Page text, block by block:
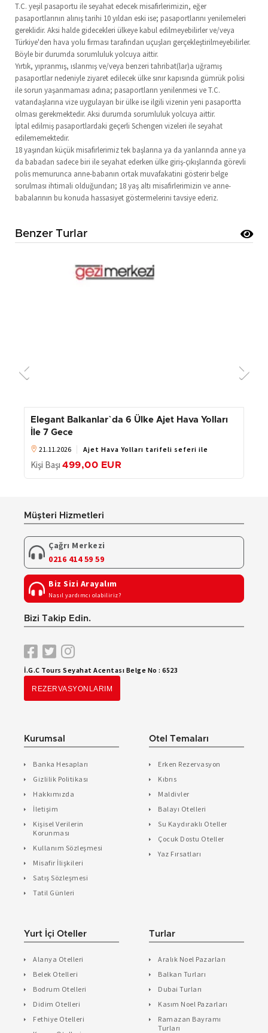
T.C. yeşil pasaportu ile seyahat edecek misafirlerimizin, eğer
pasaportlarının alınış tarihi 10 yıldan eski ise; pasaportlarını yenilemeleri
gereklidir. Aksi halde gidecekleri ülkeye kabul edilmeyebilirler ve/veya
Türkiye'den hava yolu firması tarafından uçuşları gerçekleştirilmeyebilirler.
Böyle bir durumda sorumluluk yolcuya aittir.
Yırtık, yıpranmış, ıslanmış ve/veya benzeri tahribat(lar)a uğramış
pasaportlar nedeniyle ziyaret edilecek ülke sınır kapısında gümrük polisi
ile sorun yaşanmaması adına; pasaportların yenilenmesi ve T.C.
vatandaşlarına vize uygulayan bir ülke ise ilgili vizenin yeni pasaportta
olması gerekmektedir. Aksi durumda sorumluluk yolcuya aittir.
İptal edilmiş pasaportlardaki geçerli Schengen vizeleri ile seyahat
edilememektedir.
18 yaşından küçük misafirlerimiz tek başlarına ya da yanlarında anne ya
da babadan sadece biri ile seyahat ederken ülke giriş-çıkışlarında görevli
polis memurunca anne-babanın ortak muvafakatini gösterir belge
sorulması ihtimali olduğundan; 18 yaş altı misafirlerimizin ve anne-
babalarının bu konuda hassasiyet göstermelerini tavsiye ederiz.
Benzer Turlar
Elegant Balkanlar`da 6 Ülke Ajet Hava Yolları
İle 7 Gece
21.11.2026
Ajet Hava Yolları tarifeli seferi ile
Kişi Başı 499,00 EUR
Müşteri Hizmetleri
Çağrı Merkezi
0216 414 59 59
Biz Sizi Arayalım
Nasıl yardımcı olabiliriz?
Bizi Takip Edin.
İ.G.C Tours Seyahat Acentası Belge No : 6523
REZERVASYONLARIM
Kurumsal
Banka Hesapları
Gizlilik Politikası
Hakkımızda
İletişim
Kişisel Verilerin
Korunması
Kullanım Sözleşmesi
Misafir İlişkileri
Satış Sözleşmesi
Tatil Günleri
Otel Temaları
Erken Rezervasyon
Kıbrıs
Maldivler
Balayı Otelleri
Su Kaydıraklı Oteller
Çocuk Dostu Oteller
Yaz Fırsatları
Yurt İçi Oteller
Alanya Otelleri
Belek Otelleri
Bodrum Otelleri
Didim Otelleri
Fethiye Otelleri
Turlar
Aralık Noel Pazarları
Balkan Turları
Dubai Turları
Kasım Noel Pazarları
Ramazan Bayramı
Turları